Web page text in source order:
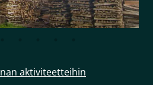
aktiviteetteihin